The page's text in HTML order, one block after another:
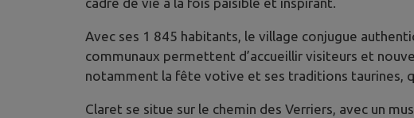
Avec ses 1 845 habitants, le village conjugue
communaux permettent d’accueillir visiteurs et
notamment la fête votive et ses traditions taurines,
Claret se situe sur le chemin des Verriers, avec un